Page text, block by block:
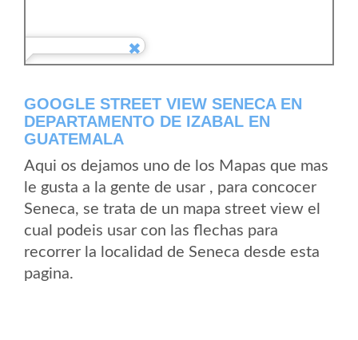
GOOGLE STREET VIEW SENECA EN
DEPARTAMENTO DE IZABAL EN
GUATEMALA
Aqui os dejamos uno de los Mapas que mas
le gusta a la gente de usar , para concocer
Seneca, se trata de un mapa street view el
cual podeis usar con las flechas para
recorrer la localidad de Seneca desde esta
pagina.